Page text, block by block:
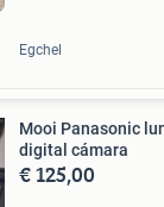
Egchel
Mooi Panasonic
digital cámara
€ 125,00